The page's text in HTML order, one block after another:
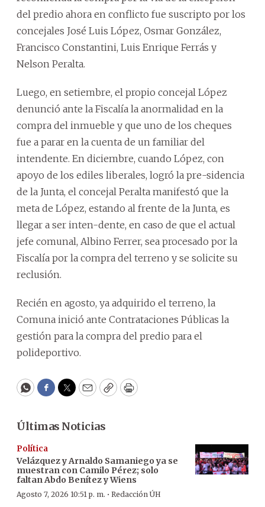
del predio ahora en conflicto fue suscripto por los
concejales José Luis López, Osmar González,
Francisco Constantini, Luis Enrique Ferrás y
Nelson Peralta.
Luego, en setiembre, el propio concejal López
denunció ante la Fiscalía la anormalidad en la
compra del inmueble y que uno de los cheques
fue a parar en la cuenta de un familiar del
intendente. En diciembre, cuando López, con
apoyo de los ediles liberales, logró la pre-sidencia
de la Junta, el concejal Peralta manifestó que la
meta de López, estando al frente de la Junta, es
llegar a ser inten-dente, en caso de que el actual
jefe comunal, Albino Ferrer, sea procesado por la
Fiscalía por la compra del terreno y se solicite su
reclusión.
Recién en agosto, ya adquirido el terreno, la
Comuna inició ante Contrataciones Públicas la
gestión para la compra del predio para el
polideportivo.
WhatsApp
Facebook
Twitter
EmailCopyPrint
Últimas Noticias
Política
Velázquez y Arnaldo Samaniego ya se
muestran con Camilo Pérez; solo
faltan Abdo Benítez y Wiens
Agosto 7, 2026 10:51 p. m. · Redacción ÚH